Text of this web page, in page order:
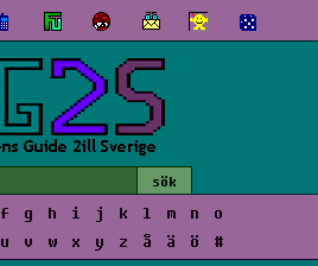
f g h i j k l m n
o
u v w x y z å ä ö #